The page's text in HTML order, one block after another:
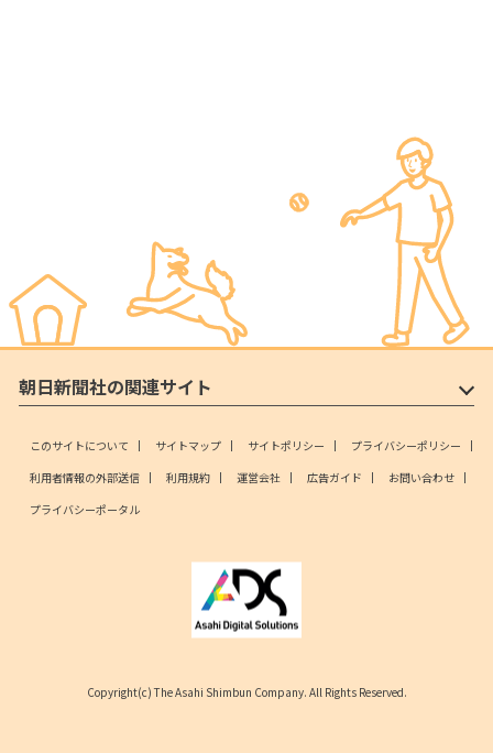
朝日新聞社の関連サイト
このサイトについて サイトマップ サイトポリシー
プライバシーポリシー
利用者情報の外部送信
利用規約 運営会社 広告ガイド
お問い合わせ
プライバシーポータル
Copyright(c) The Asahi Shimbun Company. All Rights Reserved.